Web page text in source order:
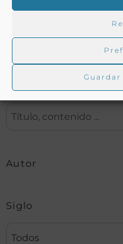
Biblioteca digital
Buscar
Autor
Siglo
Todos